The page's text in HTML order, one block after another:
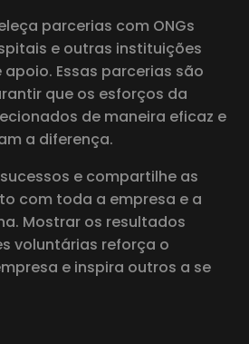
parcerias com ONGs
e outras instituições
Essas parcerias são
que os esforços da
de maneira eficaz e
a diferença.
e compartilhe as
com toda a empresa e a
Mostrar os resultados
voluntárias reforça o
e inspira outros a se